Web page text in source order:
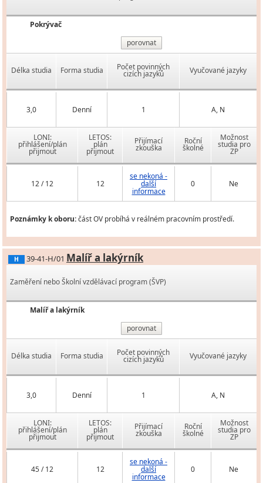
Pokrývač
porovnat
Délka studia Forma studia Počet povinných
cizích jazyků Vyučované jazyky
3,0 Denní 1 A, N
LONI:
přihlášení/plán
přijmout
LETOS:
plán
přijmout
Přijímací
zkouška
Roční
školné
Možnost
studia pro
ZP
12 / 12 12
se nekoná -
další
informace
0 Ne
Poznámky k oboru:část OV probíhá v reálném pracovním prostředí.
H 39-41-H/01 Malíř a lakýrník
Zaměření nebo Školní vzdělávací program (ŠVP)
Malíř a lakýrník
porovnat
Délka studia Forma studia Počet povinných
cizích jazyků Vyučované jazyky
3,0 Denní 1 A, N
LONI:
přihlášení/plán
přijmout
LETOS:
plán
přijmout
Přijímací
zkouška
Roční
školné
Možnost
studia pro
ZP
45 / 12 12
se nekoná -
další
informace
0 Ne